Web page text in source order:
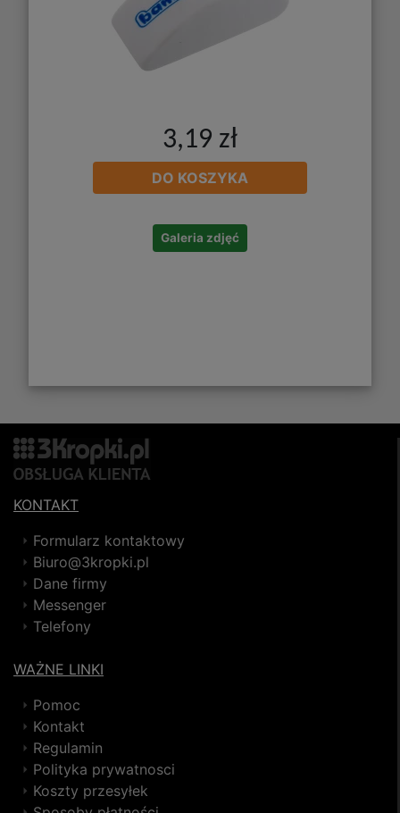
3,19 zł
DO KOSZYKA
Galeria zdjęć
KONTAKT
Formularz kontaktowy
Biuro@3kropki.pl
Dane firmy
Messenger
Telefony
WAŻNE LINKI
Pomoc
Kontakt
Regulamin
Polityka prywatnosci
Koszty przesyłek